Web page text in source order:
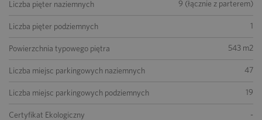
Liczba pięter naziemnych 9 (łącznie z parterem)
Liczba pięter podziemnych 1
Powierzchnia typowego piętra 543 m2
Liczba miejsc parkingowych naziemnych 47
Liczba miejsc parkingowych podziemnych 19
Certyfikat Ekologiczny -